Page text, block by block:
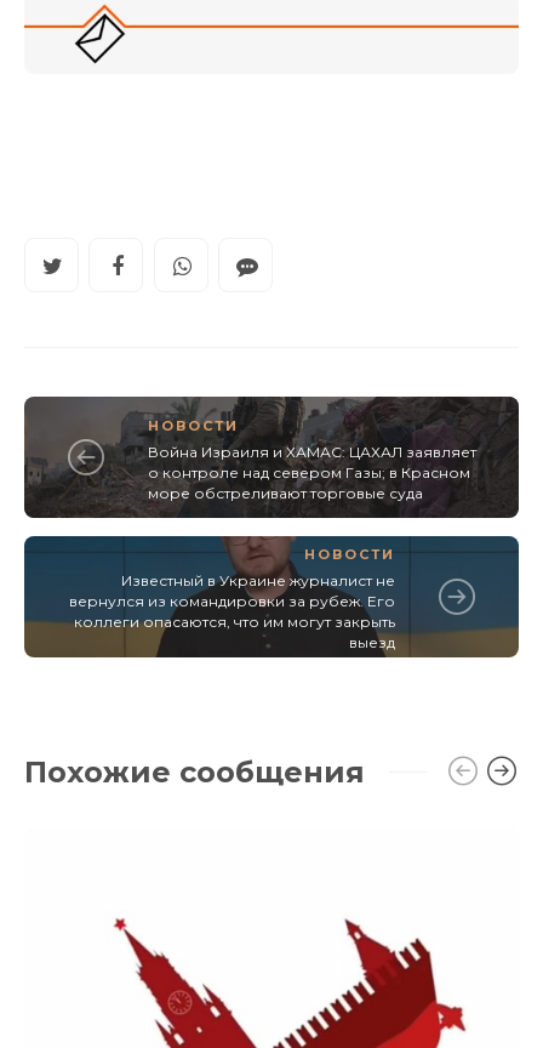
НОВОСТИ
Война Израиля и ХАМАС: ЦАХАЛ заявляет
о контроле над севером Газы; в Красном
море обстреливают торговые суда
НОВОСТИ
Известный в Украине журналист не
вернулся из командировки за рубеж. Его
коллеги опасаются, что им могут закрыть
выезд
Похожие сообщения